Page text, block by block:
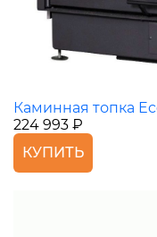
Каминная топка
224 993 ₽
КУПИТЬ